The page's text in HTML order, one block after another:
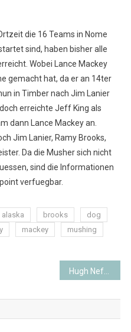
die 16 Teams in Nome
sind, haben bisher alle
Wobei Lance Mackey
gemacht hat, da er an 14ter
in Timber nach Jim Lanier
erreichte Jeff King als
dann Lance Mackey an.
Jim Lanier, Ramy Brooks,
Da die Musher sich nicht
sind die Informationen
verfuegbar.
alaska brooks
dog
mackey
mushing